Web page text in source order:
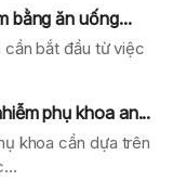
bằng ăn uống...
bắt đầu từ việc
phụ khoa an...
khoa cần dựa trên